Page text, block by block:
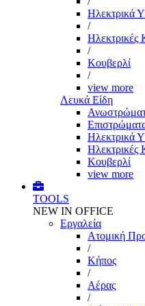
Ηλεκτρικά
/
Ηλεκτρικές
/
Κουβερλί
/
view more
Λευκά Είδη
Ηλεκτρικά
Ηλεκτρικές
Κουβερλί
view more
TOOLS
NEW IN OFFICE
Εργαλεία
Aτομική
/
Kήπος
/
Αέρας
/